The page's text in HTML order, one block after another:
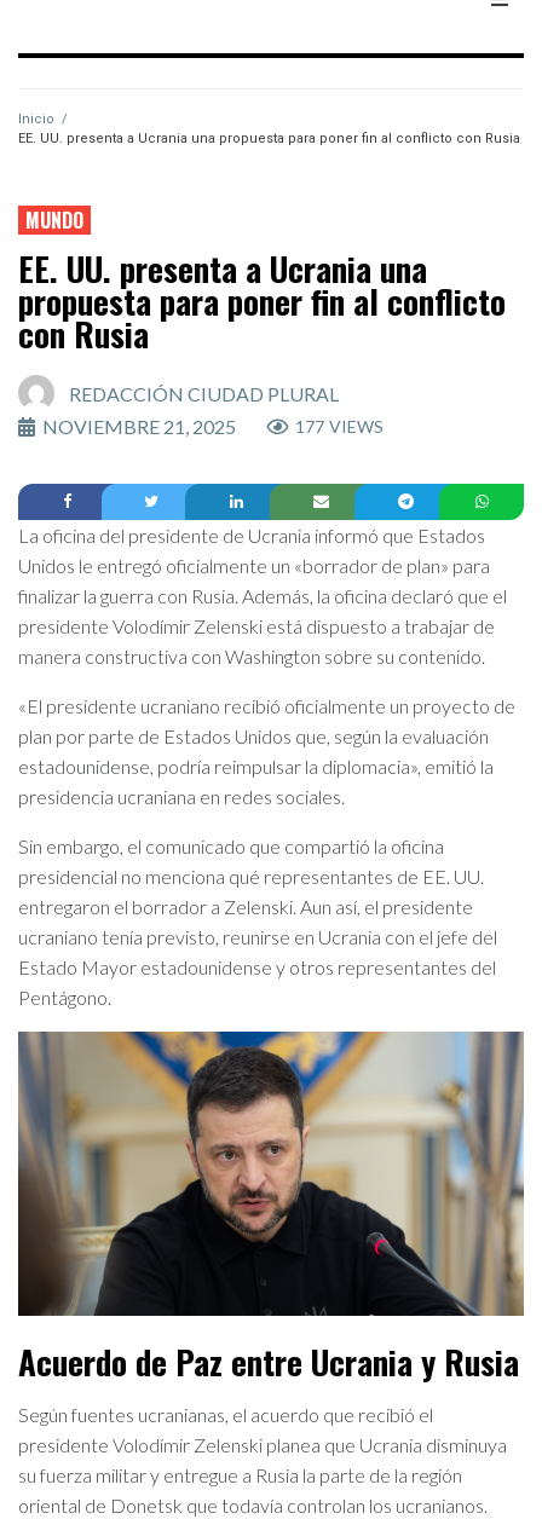
Inicio /
EE. UU. presenta a Ucrania una propuesta para poner fin al conflicto con Rusia
MUNDO
EE. UU. presenta a Ucrania una
propuesta para poner fin al conflicto
con Rusia
REDACCIÓN CIUDAD PLURAL
NOVIEMBRE 21, 2025
177 VIEWS
La oficina del presidente de Ucrania informó que Estados
Unidos le entregó oficialmente un «borrador de plan» para
finalizar la guerra con Rusia. Además, la oficina declaró que el
presidente Volodímir Zelenski está dispuesto a trabajar de
manera constructiva con Washington sobre su contenido.
«El presidente ucraniano recibió oficialmente un proyecto de
plan por parte de Estados Unidos que, según la evaluación
estadounidense, podría reimpulsar la diplomacia», emitió la
presidencia ucraniana en redes sociales.
Sin embargo, el comunicado que compartió la oficina
presidencial no menciona qué representantes de EE. UU.
entregaron el borrador a Zelenski. Aun así, el presidente
ucraniano tenía previsto, reunirse en Ucrania con el jefe del
Estado Mayor estadounidense y otros representantes del
Pentágono.
Acuerdo de Paz entre Ucrania y Rusia
Según fuentes ucranianas, el acuerdo que recibió el
presidente Volodímir Zelenski planea que Ucrania disminuya
su fuerza militar y entregue a Rusia la parte de la región
oriental de Donetsk que todavía controlan los ucranianos.